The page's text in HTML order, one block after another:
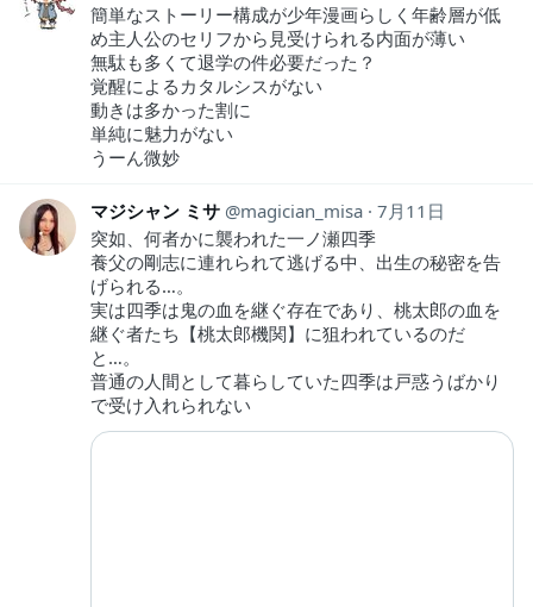
簡単なストーリー構成が少年漫画らしく年齢層が低
め主人公のセリフから見受けられる内面が薄い
無駄も多くて退学の件必要だった？
覚醒によるカタルシスがない
動きは多かった割に
単純に魅力がない
うーん微妙
マジシャン ミサ magician_misa 7月11日
突如、何者かに襲われた一ノ瀬四季
養父の剛志に連れられて逃げる中、出生の秘密を告
げられる…。
実は四季は鬼の血を継ぐ存在であり、桃太郎の血を
継ぐ者たち【桃太郎機関】に狙われているのだ
と…。
普通の人間として暮らしていた四季は戸惑うばかり
で受け入れられない